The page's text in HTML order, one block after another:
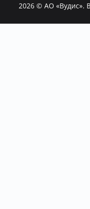
2026© АО «Вудис».